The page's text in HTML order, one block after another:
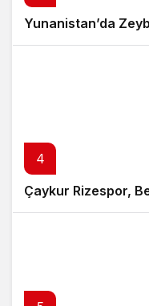
Yunanistan’da
4
Çaykur Rizespor,